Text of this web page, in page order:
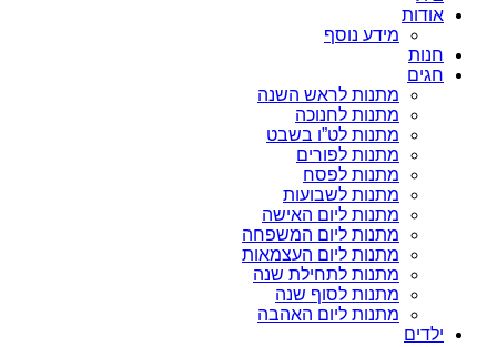
אודות
מידע נוסף
חנות
חגים
מתנות לראש השנה
מתנות לחנוכה
מתנות לט”ו בשבט
מתנות לפורים
מתנות לפסח
מתנות לשבועות
מתנות ליום האישה
מתנות ליום המשפחה
מתנות ליום העצמאות
מתנות לתחילת שנה
מתנות לסוף שנה
מתנות ליום האהבה
ילדים